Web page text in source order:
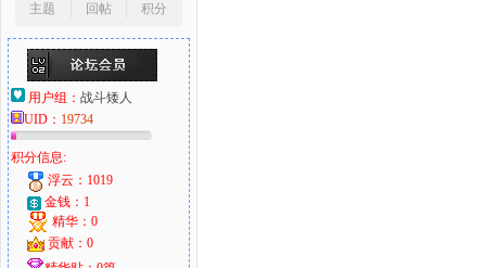
主题
回帖
积分
用户组： 战斗矮人
UID： 19734
积分信息:
浮云：1019
金钱：1
精华：0
贡献：0